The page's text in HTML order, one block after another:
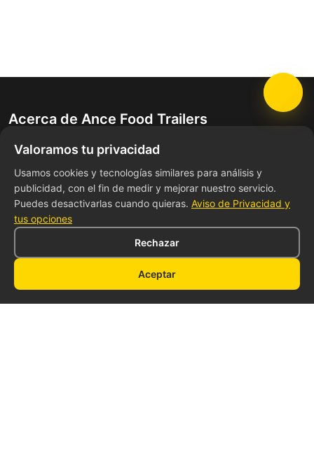
Valoramos tu privacidad
Usamos cookies y tecnologías similares para análisis y
publicidad, con el fin de medir y mejorar nuestro servicio.
Puedes desactivarlas cuando quieras. Aviso de Privacidad y
tus opciones
Rechazar
Aceptar
Acerca de Ance Food Trailers
Fabricante líder de trailas de comida personalizadas.
Ayudamos a emprendedores a dar vida a sus sueños
culinarios con cocinas móviles de alta calidad.